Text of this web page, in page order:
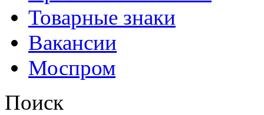
Товарные знаки
Вакансии
Моспром
Поиск